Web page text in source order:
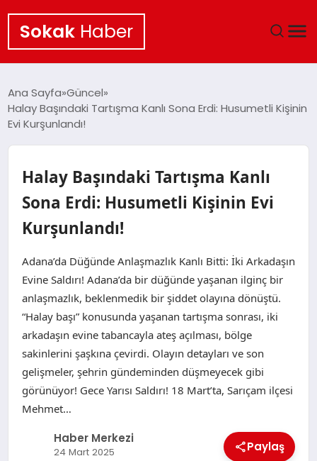
Sokak Haber
EKONOMI
GÜNCEL
KÜLTÜR SANAT
SAĞLIK
TEKNOLOJI
Ana Sayfa Güncel
Halay Başındaki Tartışma Kanlı Sona Erdi: Husumetli Kişinin
Evi Kurşunlandı!
Halay Başındaki Tartışma Kanlı
Sona Erdi: Husumetli Kişinin Evi
Kurşunlandı!
Adana’da Düğünde Anlaşmazlık Kanlı Bitti: İki Arkadaşın
Evine Saldırı! Adana’da bir düğünde yaşanan ilginç bir
anlaşmazlık, beklenmedik bir şiddet olayına dönüştü.
“Halay başı” konusunda yaşanan tartışma sonrası, iki
arkadaşın evine tabancayla ateş açılması, bölge
sakinlerini şaşkına çevirdi. Olayın detayları ve son
gelişmeler, şehrin gündeminden düşmeyecek gibi
görünüyor! Gece Yarısı Saldırı! 18 Mart’ta, Sarıçam ilçesi
Mehmet…
Haber Merkezi
24 Mart 2025 Paylaş